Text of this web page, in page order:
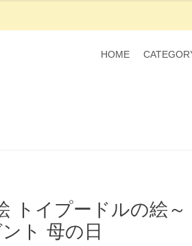
HOME
トイプードルの絵
ト 母の日